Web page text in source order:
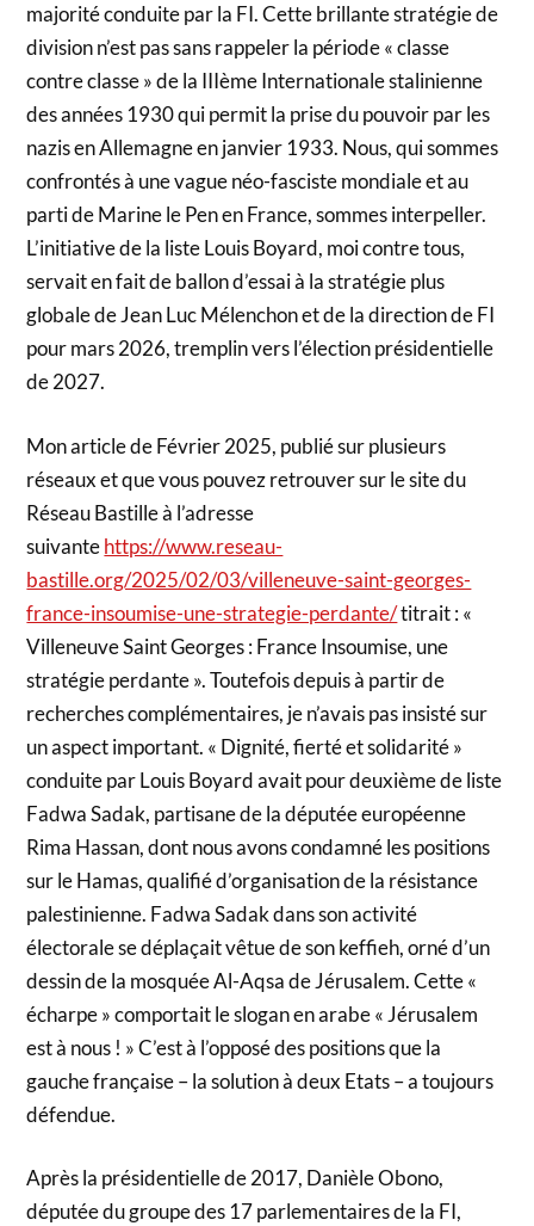
majorité conduite par la FI. Cette brillante stratégie de
division n’est pas sans rappeler la période « classe
contre classe » de la IIIème Internationale stalinienne
des années 1930 qui permit la prise du pouvoir par les
nazis en Allemagne en janvier 1933. Nous, qui sommes
confrontés à une vague néo-fasciste mondiale et au
parti de Marine le Pen en France, sommes interpeller.
L’initiative de la liste Louis Boyard, moi contre tous,
servait en fait de ballon d’essai à la stratégie plus
globale de Jean Luc Mélenchon et de la direction de FI
pour mars 2026, tremplin vers l’élection présidentielle
de 2027.
Mon article de Février 2025, publié sur plusieurs
réseaux et que vous pouvez retrouver sur le site du
Réseau Bastille à l’adresse
suivantehttps://www.reseau-
bastille.org/2025/02/03/villeneuve-saint-georges-
france-insoumise-une-strategie-perdante/titrait : «
Villeneuve Saint Georges : France Insoumise, une
stratégie perdante ». Toutefois depuis à partir de
recherches complémentaires, je n’avais pas insisté sur
un aspect important. « Dignité, fierté et solidarité »
conduite par Louis Boyard avait pour deuxième de liste
Fadwa Sadak, partisane de la députée européenne
Rima Hassan, dont nous avons condamné les positions
sur le Hamas, qualifié d’organisation de la résistance
palestinienne. Fadwa Sadak dans son activité
électorale se déplaçait vêtue de son keffieh, orné d’un
dessin de la mosquée Al-Aqsa de Jérusalem. Cette «
écharpe » comportait le slogan en arabe « Jérusalem
est à nous ! » C’est à l’opposé des positions que la
gauche française – la solution à deux Etats – a toujours
défendue.
Après la présidentielle de 2017, Danièle Obono,
députée du groupe des 17 parlementaires de la FI,